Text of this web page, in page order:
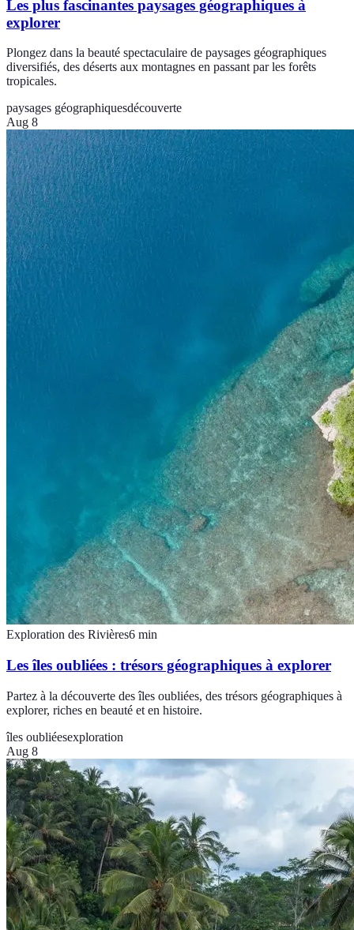
Les plus fascinantes paysages géographiques à
explorer
Plongez dans la beauté spectaculaire de paysages géographiques
diversifiés, des déserts aux montagnes en passant par les forêts
tropicales.
paysages géographiquesdécouverte
Aug 8
Exploration des Rivières6 min
Les îles oubliées : trésors géographiques à explorer
Partez à la découverte des îles oubliées, des trésors géographiques à
explorer, riches en beauté et en histoire.
îles oubliéesexploration
Aug 8